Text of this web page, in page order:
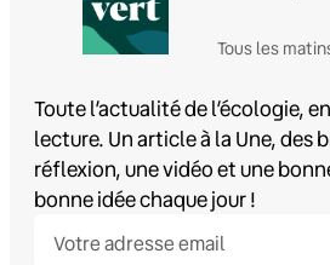
Tous les
Toute l’actualité de l’écologie,
lecture. Un article à la Une, des
réflexion, une vidéo et une
bonne idée chaque jour !